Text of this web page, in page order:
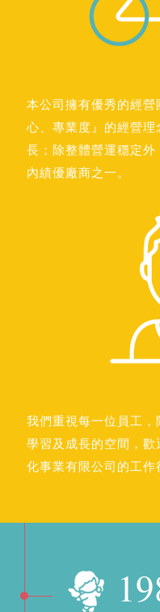
本公司擁有優秀的經
心、專業度』的經營
長；除整體營運穩定
內績優廠商之一。
我們重視每一位員工
學習及成長的空間，
化事業有限公司的工作